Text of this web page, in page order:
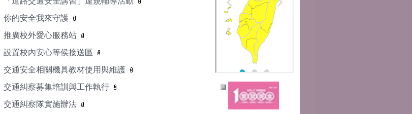
你的安全我來守護
推廣校外愛心服務站
設置校內安心等侯接送區
交通安全相關機具教材使用與維護
交通糾察募集培訓與工作執行
交通糾察隊實施辦法